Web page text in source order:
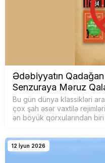
Ədəbiyyatın
Senzuraya Məruz
Bu gün dünya klassikləri
çox şah əsər vaxtilə
ən böyük qorxularından
12 İyun 2026